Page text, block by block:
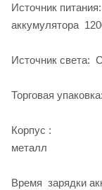
Источник
аккумулятора
Источник света:
Торговая
Корпус :
Время зарядки